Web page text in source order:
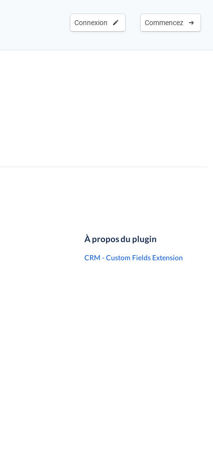
Commencez
Connexion
À propos du plugin
CRM - Custom Fields Extension